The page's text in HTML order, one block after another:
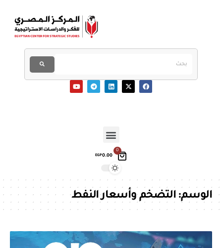
0
EGP0.00
الوسم:التضخم وأسعار النفط